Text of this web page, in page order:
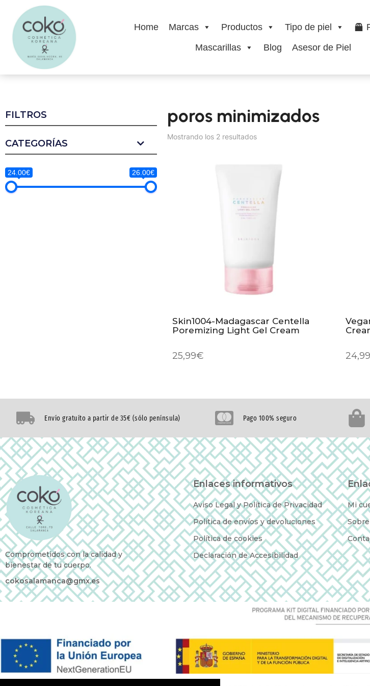
Home Marcas Productos Tipo de piel
Mascarillas
Blog Asesor de Piel
FILTROS
CATEGORÍAS
24.00€ 26.00€
poros minimizados
Mostrando los 2 resultados
Skin1004-Madagascar Centella
Poremizing Light Gel Cream
25,99€ 24,99
Envío gratuíto a partir de 35€ (sólo península) Pago 100% seguro
Comprometidos con la calidad y
bienestar de tu cuerpo.
cokosalamanca@gmx.es
Enlaces informativos
Aviso Legal y Política de Privacidad
Política de envíos y devoluciones
Política de cookies
Declaración de Accesibilidad
Mi